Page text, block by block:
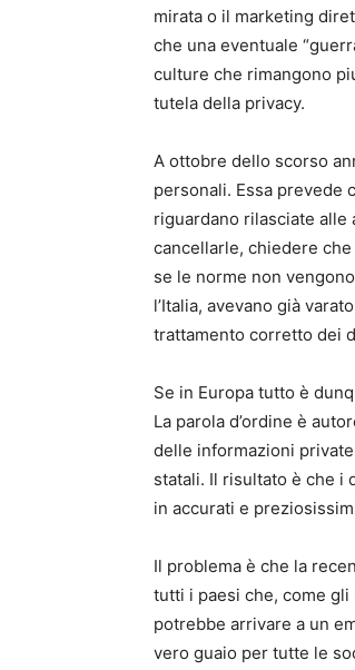
mirata o il marketing
che una eventuale
culture che rimangono
tutela della privacy.
A ottobre dello scorso
personali. Essa prevede
riguardano rilasciate
cancellarle, chiedere
se le norme non
l’Italia, avevano già
trattamento corretto dei
Se in Europa tutto è
La parola d’ordine è
delle informazioni
statali. Il risultato è che i
in accurati e
Il problema è che la
tutti i paesi che, come
potrebbe arrivare a un
vero guaio per tutte le